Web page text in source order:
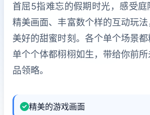
首屈5指难忘的假期时光，感受庭
精美画面、丰富数个样的互动玩
美好的甜蜜时刻。各个单个场景
单个个体都栩栩如生，带给你前
品领略。
精美的游戏画面